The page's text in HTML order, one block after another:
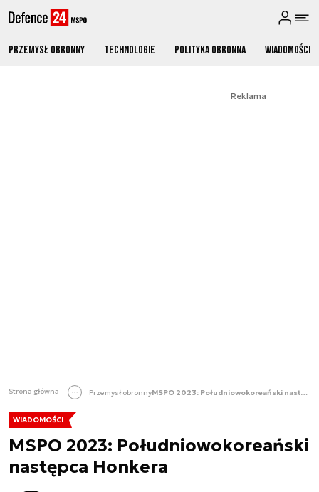
Przemysł obronny Technologie Polityka obronna Wiadomości
Reklama
Strona główna Przemysł obronny MSPO 2023: Południowokoreański następca Honkera
WIADOMOŚCI
MSPO 2023: Południowokoreański
następca Honkera